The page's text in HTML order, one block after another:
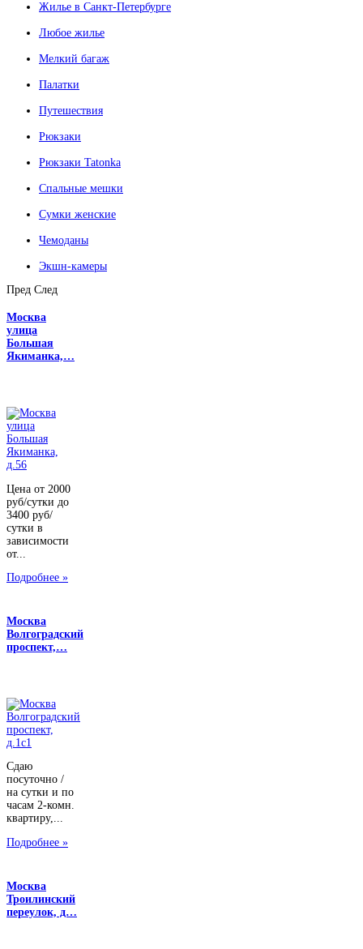
Жилье в Санкт-Петербурге
Любое жилье
Мелкий багаж
Палатки
Путешествия
Рюкзаки
Рюкзаки Tatonka
Спальные мешки
Сумки женские
Чемоданы
Экшн-камеры
Пред След
Москва
улица
Большая
Якиманка,…
Цена от 2000
руб/сутки до
3400 руб/
сутки в
зависимости
от...
Подробнее »
Москва
Волгоградский
проспект,…
Сдаю
посуточно /
на сутки и по
часам 2-комн.
квартиру,...
Подробнее »
Москва
Троилинский
переулок, д…